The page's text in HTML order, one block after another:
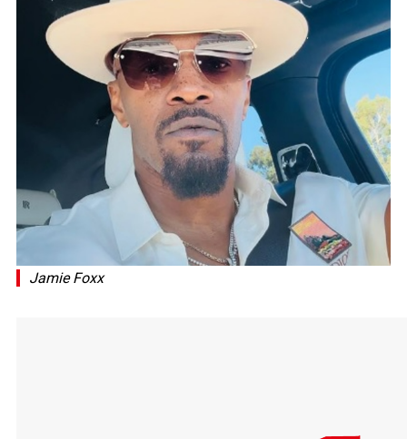
Jamie Foxx